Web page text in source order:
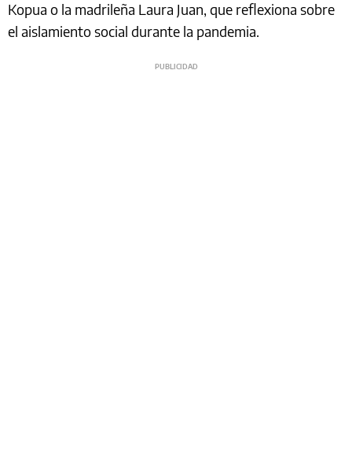
Kopua o la madrileña Laura Juan, que reflexiona sobre
el aislamiento social durante la pandemia.